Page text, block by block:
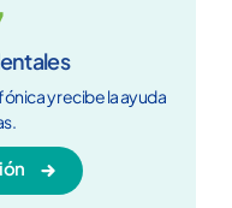
y recibe la ayuda